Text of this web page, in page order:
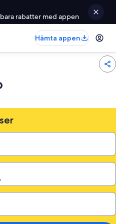
rabatter med appen
Hämta appen